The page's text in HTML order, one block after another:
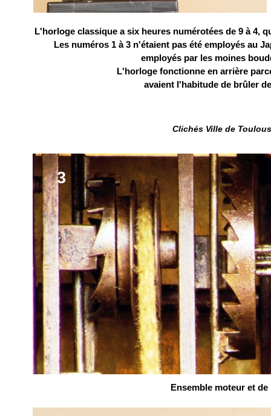
L'horloge classique a six heures numérotées de 9 à 4,
Les numéros 1 à 3 n'étaient pas été employés au
employés par les moines
L'horloge fonctionne en arrière
avaient l'habitude de brûler
Ensemble moteur et
Clichés Ville de
3